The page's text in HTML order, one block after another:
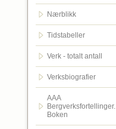
Nærblikk
Tidstabeller
Verk - totalt antall
Verksbiografier
AAA
Bergverksfortellinger.
Boken